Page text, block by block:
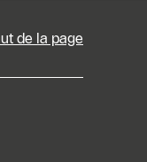
de la page